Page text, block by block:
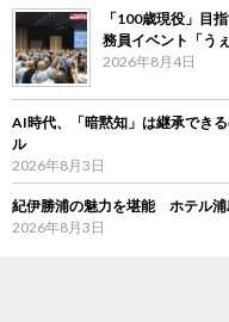
「100歳現役」目
務員イベント「う
2026年8月4日
AI時代、「暗黙知」は継承でき
ル
2026年8月3日
紀伊勝浦の魅力を堪能 ホテル浦
2026年8月3日